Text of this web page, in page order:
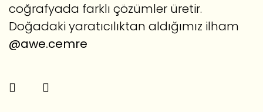
coğrafyada farklı çözümler üretir.
Doğadaki yaratıcılıktan aldığımız ilham
@awe.cemre